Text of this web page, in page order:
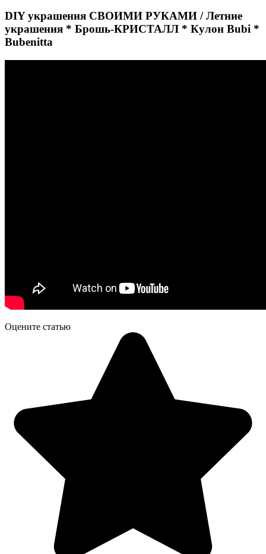
DIY украшения СВОИМИ РУКАМИ / Летние
украшения * Брошь-КРИСТАЛЛ * Кулон Bubi *
Bubenitta
Оцените статью